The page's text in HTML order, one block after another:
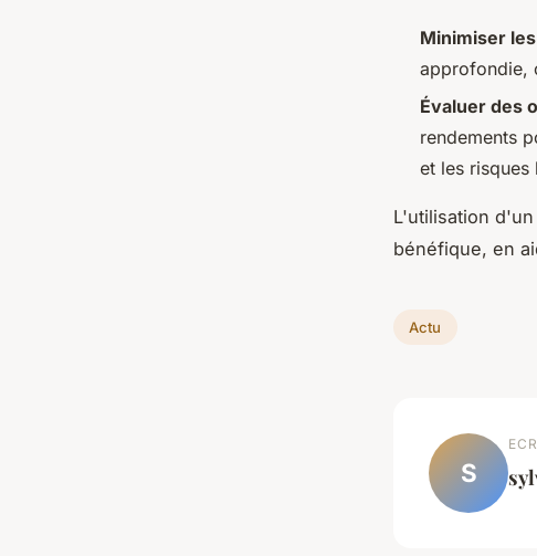
Minimiser
approfondie,
Évaluer des
rendements
et les risques
L'utilisation d'un
bénéfique, en
Actu
S